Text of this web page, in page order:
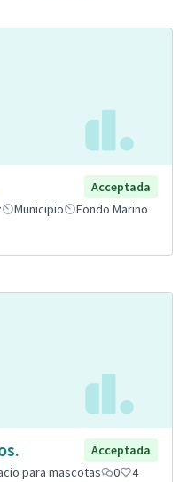
Acceptada
Municipio
Fondo Marino
Acceptada
para mascotas 0 4